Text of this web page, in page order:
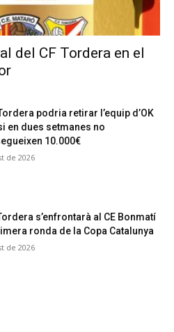
del CF Tordera en el
podria retirar l’equip d’OK
en dues setmanes no
10.000€
de 2026
s’enfrontarà al CE Bonmatí
ronda de la Copa Catalunya
de 2026